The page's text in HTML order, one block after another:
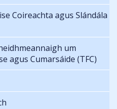
Coireachta agus Slándála
um
agus Cumarsáide (TFC)